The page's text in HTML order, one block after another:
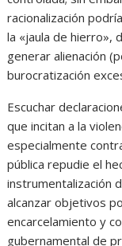
racionalización
la «jaula de hierro»,
generar alienación
burocratización
Escuchar
que incitan a la
especialmente
pública repudie el
instrumentalización
alcanzar objetivos
encarcelamiento y
gubernamental de